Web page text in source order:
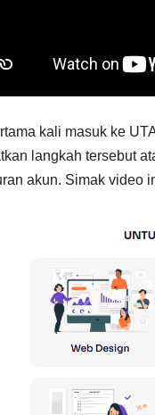
kali masuk ke
langkah tersebut
akun. Simak video